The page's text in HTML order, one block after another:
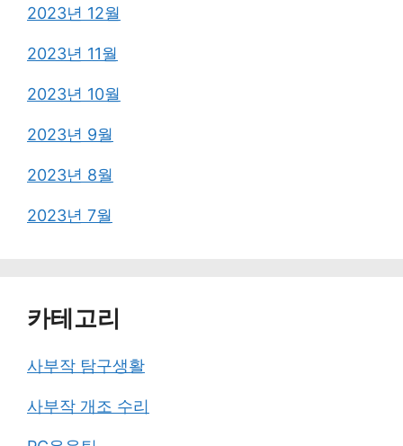
2023년 12월
2023년 11월
2023년 10월
2023년 9월
2023년 8월
2023년 7월
카테고리
사부작 탐구생활
사부작 개조 수리